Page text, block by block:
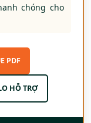
chóng cho
PDF
HỖ TRỢ